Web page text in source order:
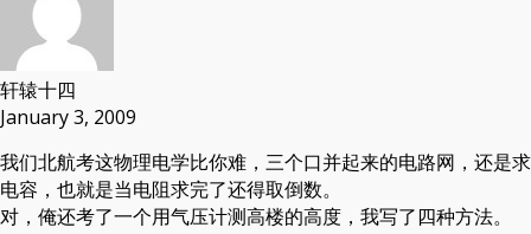
轩辕十四
January 3, 2009
我们北航考这物理电学比你难，三个口并起来的电路网，还是求
电容，也就是当电阻求完了还得取倒数。
对，俺还考了一个用气压计测高楼的高度，我写了四种方法。